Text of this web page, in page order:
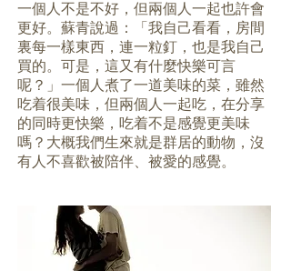
一個人不是不好，但兩個人一起也許會
更好。蘇青說過：「我自己看看，房間
裏每一樣東西，連一粒釘，也是我自己
買的。可是，這又有什麼快樂可言
呢？」一個人煮了一道美味的菜，雖然
吃着很美味，但兩個人一起吃，在分享
的同時更快樂，吃着不是感覺更美味
嗎？大概我們生來就是群居的動物，沒
有人不喜歡被陪伴、被愛的感覺。